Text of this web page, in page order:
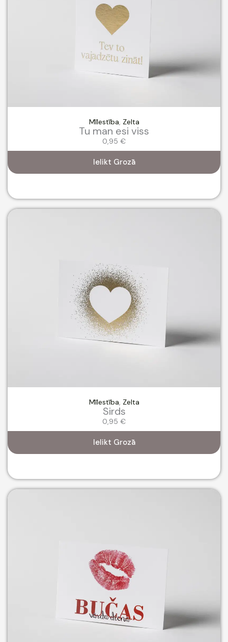
Mīlestība, Zelta
Tu man esi viss
0,95 €
Ielikt Grozā
Mīlestība, Zelta
Sirds
0,95 €
Ielikt Grozā